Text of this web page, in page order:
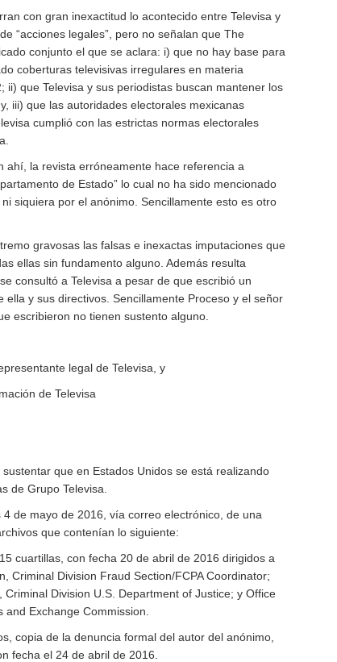
con gran inexactitud lo acontecido entre Televisa y
“acciones legales”, pero no señalan que The
conjunto el que se aclara: i) que no hay base para
coberturas televisivas irregulares en materia
ii) que Televisa y sus periodistas buscan mantener los
iii) que las autoridades electorales mexicanas
cumplió con las estrictas normas electorales
ahí, la revista erróneamente hace referencia a
de Estado” lo cual no ha sido mencionado
siquiera por el anónimo. Sencillamente esto es otro
gravosas las falsas e inexactas imputaciones que
ellas sin fundamento alguno. Además resulta
consultó a Televisa a pesar de que escribió un
ella y sus directivos. Sencillamente Proceso y el señor
escribieron no tienen sustento alguno.
legal de Televisa, y
de Televisa
que en Estados Unidos se está realizando
de Grupo Televisa.
de mayo de 2016, vía correo electrónico, de una
que contenían lo siguiente:
cuartillas, con fecha 20 de abril de 2016 dirigidos a
Criminal Division Fraud Section/FCPA Coordinator;
Division U.S. Department of Justice; y Office
Exchange Commission.
copia de la denuncia formal del autor del anónimo,
fecha el 24 de abril de 2016.